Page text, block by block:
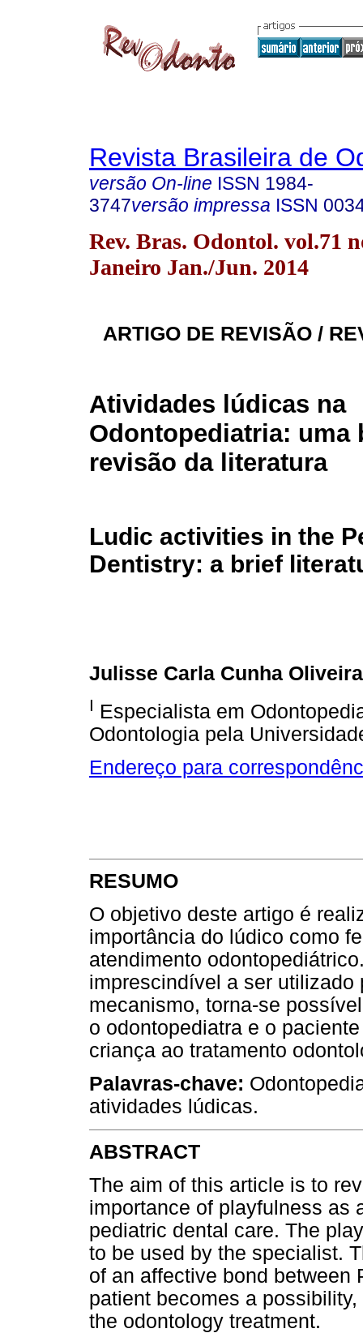
Revista Brasileira de
versão On-line ISSN 1984-
3747versão impressa ISSN
Rev. Bras. Odontol. vol.71
Janeiro Jan./Jun. 2014
ARTIGO DE REVISÃO /
Atividades lúdicas na
Odontopediatria: uma
revisão da literatura
Ludic activities in the
Dentistry: a brief
Julisse Carla Cunha Oliveira
I Especialista em
Odontologia pela
Endereço para
RESUMO
O objetivo deste artigo é
importância do lúdico como
atendimento
imprescindível a ser
mecanismo, torna-se
o odontopediatra e o
criança ao tratamento
Palavras-chave:
atividades lúdicas.
ABSTRACT
The aim of this article is to
importance of playfulness as
pediatric dental care. The
to be used by the specialist.
of an affective bond between
patient becomes a
the odontology treatment.